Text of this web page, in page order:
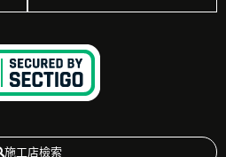
施工店檢索